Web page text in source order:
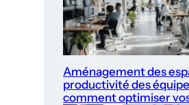
Aménagement des
productivité des
comment optimiser